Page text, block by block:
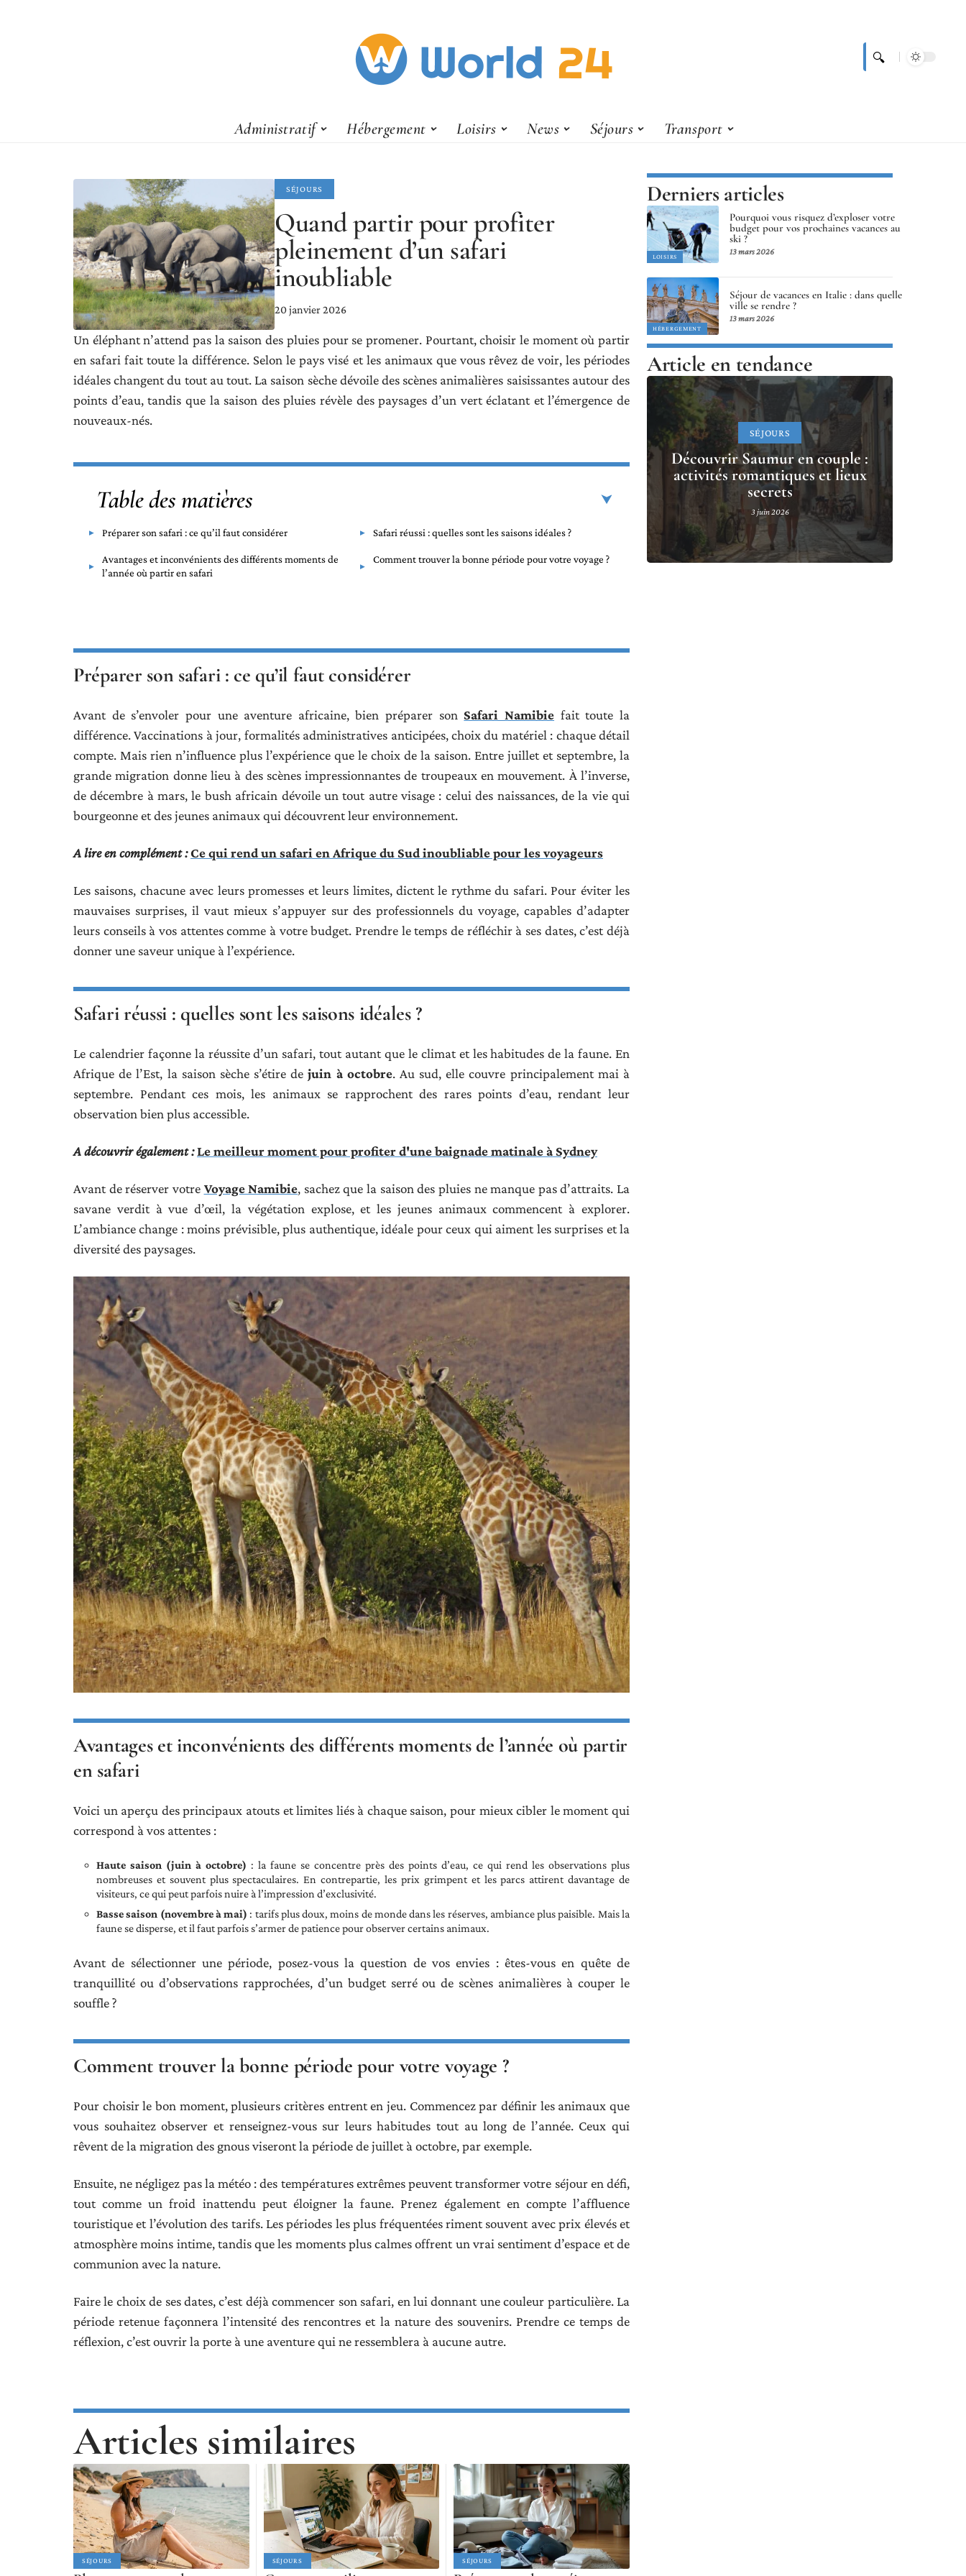
Administratif Hébergement Loisirs News Séjours Transport
SÉJOURS
Quand partir pour profiter
pleinement d’un safari
inoubliable
20 janvier 2026
Un éléphant n’attend pas la saison des pluies pour se promener. Pourtant, choisir le moment où partir
en safari fait toute la différence. Selon le pays visé et les animaux que vous rêvez de voir, les périodes
idéales changent du tout au tout. La saison sèche dévoile des scènes animalières saisissantes autour des
points d’eau, tandis que la saison des pluies révèle des paysages d’un vert éclatant et l’émergence de
nouveaux-nés.
Table des matières
Préparer son safari : ce qu’il faut considérer Safari réussi : quelles sont les saisons idéales ?
Avantages et inconvénients des différents moments de
l’année où partir en safari
Comment trouver la bonne période pour votre voyage ?
Préparer son safari : ce qu’il faut considérer
Avant de s’envoler pour une aventure africaine, bien préparer son Safari Namibie fait toute la
différence. Vaccinations à jour, formalités administratives anticipées, choix du matériel : chaque détail
compte. Mais rien n’influence plus l’expérience que le choix de la saison. Entre juillet et septembre, la
grande migration donne lieu à des scènes impressionnantes de troupeaux en mouvement. À l’inverse,
de décembre à mars, le bush africain dévoile un tout autre visage : celui des naissances, de la vie qui
bourgeonne et des jeunes animaux qui découvrent leur environnement.
A lire en complément :Ce qui rend un safari en Afrique du Sud inoubliable pour les voyageurs
Les saisons, chacune avec leurs promesses et leurs limites, dictent le rythme du safari. Pour éviter les
mauvaises surprises, il vaut mieux s’appuyer sur des professionnels du voyage, capables d’adapter
leurs conseils à vos attentes comme à votre budget. Prendre le temps de réfléchir à ses dates, c’est déjà
donner une saveur unique à l’expérience.
Safari réussi : quelles sont les saisons idéales ?
Le calendrier façonne la réussite d’un safari, tout autant que le climat et les habitudes de la faune. En
Afrique de l’Est, la saison sèche s’étire dejuin à octobre. Au sud, elle couvre principalement mai à
septembre. Pendant ces mois, les animaux se rapprochent des rares points d’eau, rendant leur
observation bien plus accessible.
A découvrir également :Le meilleur moment pour profiter d'une baignade matinale à Sydney
Avant de réserver votre Voyage Namibie, sachez que la saison des pluies ne manque pas d’attraits. La
savane verdit à vue d’œil, la végétation explose, et les jeunes animaux commencent à explorer.
L’ambiance change : moins prévisible, plus authentique, idéale pour ceux qui aiment les surprises et la
diversité des paysages.
Avantages et inconvénients des différents moments de l’année où partir
en safari
Voici un aperçu des principaux atouts et limites liés à chaque saison, pour mieux cibler le moment qui
correspond à vos attentes :
Haute saison (juin à octobre) : la faune se concentre près des points d’eau, ce qui rend les observations plus
nombreuses et souvent plus spectaculaires. En contrepartie, les prix grimpent et les parcs attirent davantage de
visiteurs, ce qui peut parfois nuire à l’impression d’exclusivité.
Basse saison (novembre à mai) : tarifs plus doux, moins de monde dans les réserves, ambiance plus paisible. Mais la
faune se disperse, et il faut parfois s’armer de patience pour observer certains animaux.
Avant de sélectionner une période, posez-vous la question de vos envies : êtes-vous en quête de
tranquillité ou d’observations rapprochées, d’un budget serré ou de scènes animalières à couper le
souffle ?
Comment trouver la bonne période pour votre voyage ?
Pour choisir le bon moment, plusieurs critères entrent en jeu. Commencez par définir les animaux que
vous souhaitez observer et renseignez-vous sur leurs habitudes tout au long de l’année. Ceux qui
rêvent de la migration des gnous viseront la période de juillet à octobre, par exemple.
Ensuite, ne négligez pas la météo : des températures extrêmes peuvent transformer votre séjour en défi,
tout comme un froid inattendu peut éloigner la faune. Prenez également en compte l’affluence
touristique et l’évolution des tarifs. Les périodes les plus fréquentées riment souvent avec prix élevés et
atmosphère moins intime, tandis que les moments plus calmes offrent un vrai sentiment d’espace et de
communion avec la nature.
Faire le choix de ses dates, c’est déjà commencer son safari, en lui donnant une couleur particulière. La
période retenue façonnera l’intensité des rencontres et la nature des souvenirs. Prendre ce temps de
réflexion, c’est ouvrir la porte à une aventure qui ne ressemblera à aucune autre.
Articles similaires
SÉJOURS SÉJOURS SÉJOURS
Derniers articles
LOISIRS
Pourquoi vous risquez d’exploser votre
budget pour vos prochaines vacances au
ski ?
13 mars 2026
HÉBERGEMENT
Séjour de vacances en Italie : dans quelle
ville se rendre ?
13 mars 2026
Article en tendance
SÉJOURS
Découvrir Saumur en couple :
activités romantiques et lieux
secrets
3 juin 2026